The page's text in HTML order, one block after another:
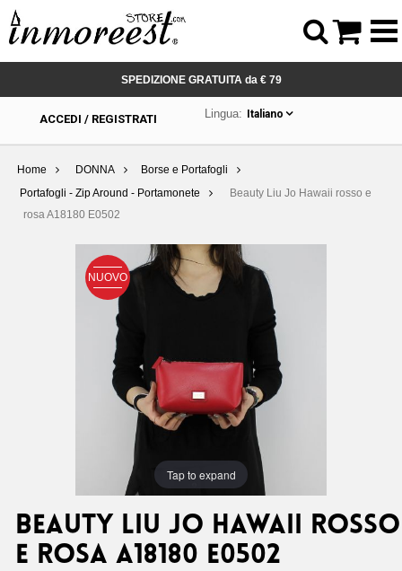
SPEDIZIONE GRATUITA da € 79
ACCEDI / REGISTRATI Lingua: Italiano
Home DONNA
Borse e Portafogli
Portafogli - Zip Around - Portamonete
Beauty Liu Jo Hawaii rosso e
rosa A18180 E0502
NUOVO
Tap to expand
Beauty Liu Jo Hawaii rosso
e rosa A18180 E0502
 